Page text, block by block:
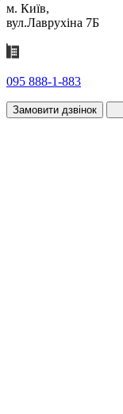
м. Київ,
вул.Лаврухіна 7Б
095 888-1-883
Замовити дзвінок